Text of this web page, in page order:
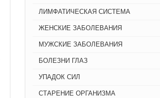
ЛИМФАТИЧЕСКАЯ СИСТЕМА
ЖЕНСКИЕ ЗАБОЛЕВАНИЯ
МУЖСКИЕ ЗАБОЛЕВАНИЯ
БОЛЕЗНИ ГЛАЗ
УПАДОК СИЛ
СТАРЕНИЕ ОРГАНИЗМА